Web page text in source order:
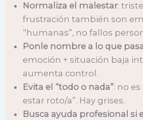
Normaliza el malestar:
frustración también son
“humanas”, no fallos
Ponle nombre a lo que
emoción + situación baja
aumenta control.
Evita el “todo o nada”: no
estar roto/a”. Hay grises.
Busca ayuda profesional si